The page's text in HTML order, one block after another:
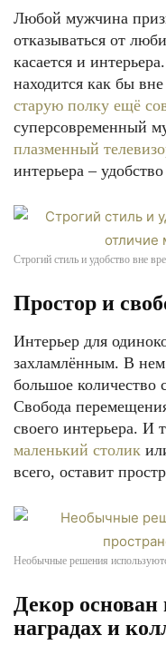
Любой мужчина
отказываться от
касается и
находится как бы
старую полку ещё
суперсовременный
плазменный
интерьера –
Строгий стиль и удобство вне
Простор и
Интерьер для
захламлённым. В
большое количество
Свобода
своего интерьера. И
маленький столик
всего, оставит
Необычные решения
Декор основан
наградах и